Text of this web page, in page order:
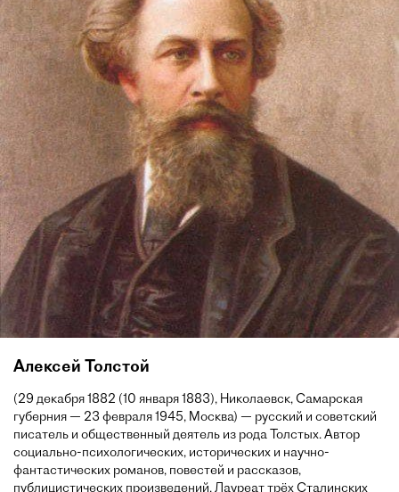
Алексей Толстой
(29 декабря 1882 (10 января 1883), Николаевск, Самарская
губерния — 23 февраля 1945, Москва) — русский и советский
писатель и общественный деятель из рода Толстых. Автор
социально-психологических, исторических и научно-
фантастических романов, повестей и рассказов,
публицистических произведений. Лауреат трёх Сталинских